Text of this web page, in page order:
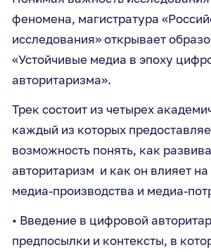
феномена, магистратура
исследования» открывает
«Устойчивые медиа в эпоху
авторитаризма».
Трек состоит из четырех
каждый из которых
возможность понять, как
авторитаризм и как он влияет на
медиа-производства и медиа-
• Введение в цифровой
предпосылки и контексты, в